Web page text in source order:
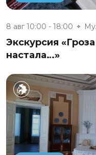
8 авг 10:00 - 18:00
Экскурсия
настала…»